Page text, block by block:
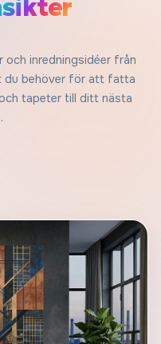
och inredningsidéer från
du behöver för att fatta
tapeter till ditt nästa